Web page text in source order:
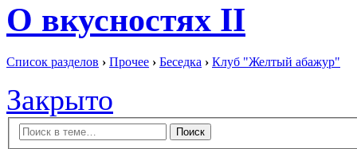
О вкусностях II
Список разделов › Прочее › Беседка › Клуб "Желтый абажур"
Закрыто